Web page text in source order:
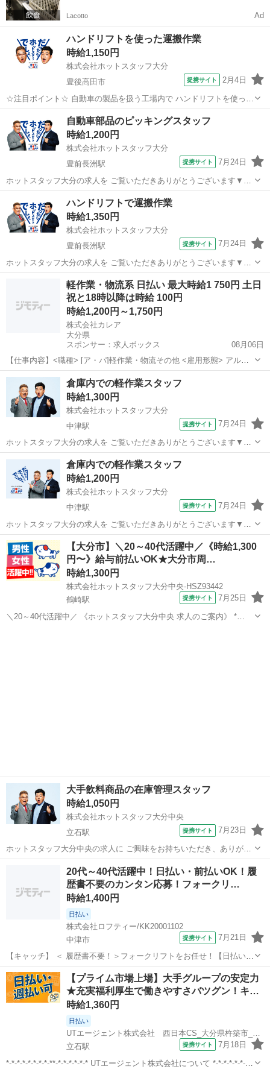
Lacotto Ad
ハンドリフトを使った運搬作業
時給1,150円
株式会社ホットスタッフ大分
豊後高田市
提携サイト 2月4日
☆注目ポイント☆ 自動車の製品を扱う工場内で ハンドリフトを使った
運搬作業や 段取りをするお仕事です！ 未経験の方でも覚えてしまえば
カンタンにできるお仕事なので 安心して作業に取り組めます(^^) はじ
めはしっかり指導...
豊後高田市 倉庫
自動車部品のピッキングスタッフ
時給1,200円
株式会社ホットスタッフ大分
豊前長洲駅
提携サイト 7月24日
ホットスタッフ大分の求人を ご覧いただきありがとうございます▼・
ω・▽ ＼ ご紹介するお仕事のPOINT ／ ◆資格や経験を活かして働
ける ◆長期休暇ありでプライベート充実♪ ◆人気の日勤のお仕事 ◆土
日休みで予定が立て...
豊前長洲駅 倉庫
ハンドリフトで運搬作業
時給1,350円
株式会社ホットスタッフ大分
豊前長洲駅
提携サイト 7月24日
ホットスタッフ大分の求人を ご覧いただきありがとうございます▼・
ω・▽ ＼ ご紹介するお仕事のPOINT ／ ◆制服貸与でらくらくスタ
ート ◆長期連休ありで家庭時間を大切にできる ◆土日休みでプライベ
ート充実 ◆未経験で...
豊後高田市 豊前長洲駅 倉庫
軽作業・物流系 日払い 最大時給1 750円 土日
祝と18時以降は時給 100円
時給1,200円～1,750円
株式会社カレア
大分県
スポンサー：求人ボックス
08月06日
【仕事内容】<職種> [ア・パ]軽作業・物流その他 <雇用形態> アルバ
イト・パート <給与> [ア・パ]時給1,200円～1,750円 交通費:一部支給
上限15,000円(1日辺りの上限は500円/日) 公共交通機関ご利用の方...
アルバイト・パート
倉庫内での軽作業スタッフ
時給1,300円
株式会社ホットスタッフ大分
中津駅
提携サイト 7月24日
ホットスタッフ大分の求人を ご覧いただきありがとうございます▼・
ω・▽ ＼ ご紹介するお仕事のPOINT ／ ◆土日休みでプライベート
充実 ◆簡単軽作業で身体の負担なし ◆長期連休ありで予定が立てやす
い ◆もくもく1人作...
大分 中津市 中津駅 倉庫
倉庫内での軽作業スタッフ
時給1,200円
株式会社ホットスタッフ大分
中津駅
提携サイト 7月24日
ホットスタッフ大分の求人を ご覧いただきありがとうございます▼・
ω・▽ ＼ ご紹介するお仕事のPOINT ／ ◆2交代勤務でしっかり稼
げる ◆未経験でも始めやすいお仕事 ◆土日休みでプライベート充実
◆簡単軽作業で身体の...
大分 中津市 中津駅
【大分市】＼20～40代活躍中／《時給1,300
円〜》給与前払いOK★大分市周…
時給1,300円
株式会社ホットスタッフ大分中央-HSZ93442
鶴崎駅
提携サイト 7月25日
＼20～40代活躍中／ 《ホットスタッフ大分中央 求人のご案内》 *
大手飲料商品の在庫管理スタッフ
時給1,050円
株式会社ホットスタッフ大分中央
立石駅
提携サイト 7月23日
ホットスタッフ大分中央の求人に ご興味をお持ちいただき、ありがと
うございます！ ＊—————おすすめPOINT—————＊ ●未経験ス
タート歓迎 ●人気の事務軽作業 ●残業なし ●土日祝休み ●空調完備！一
年中快適な環境で働...
立石駅 倉庫
20代～40代活躍中！日払い・前払いOK！履
歴書不要のカンタン応募！フォークリ…
時給1,400円
日払い
株式会社ロフティー/KK20001102
中津市
提携サイト 7月21日
【キャッチ】 ＜ 履歴書不要！＞フォークリフトをお任せ！【日払い＆
前払いあり】高時給1400～1750円！未経験OK！ 【コメント】 ＊未経
験からお仕事にチャレンジしたい方 ＊経験を活かしてさらにスキルア
ップしたい方 ...
大分 中津市 倉庫
【プライム市場上場】大手グループの安定力
★充実福利厚生で働きやすさバツグン！キ…
時給1,360円
日払い
UTエージェント株式会社 西日本CS_大分県杵築市_製造
立石駅
提携サイト 7月18日
*-*-*-*-*-*-*-*-**-*-*-*-*-*-* UTエージェント株式会社について *-*-*-*-*-*-*-